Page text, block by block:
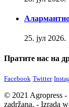
25. јул 2026.
Пратите нас на
Facebook Twitter
© 2021 Agropress -
zadržana. - Izrada